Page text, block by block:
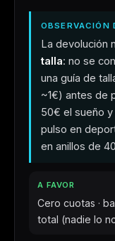
OBSERVACIÓN
La devolución
talla: no se
una guía de
~1€) antes de
50€ el sueño
pulso en
en anillos de
A FAVOR
Cero cuotas ·
total (nadie lo